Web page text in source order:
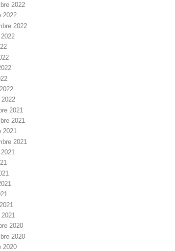
2022
2022
2022
2022
2021
2021
2021
2021
2020
2020
2020